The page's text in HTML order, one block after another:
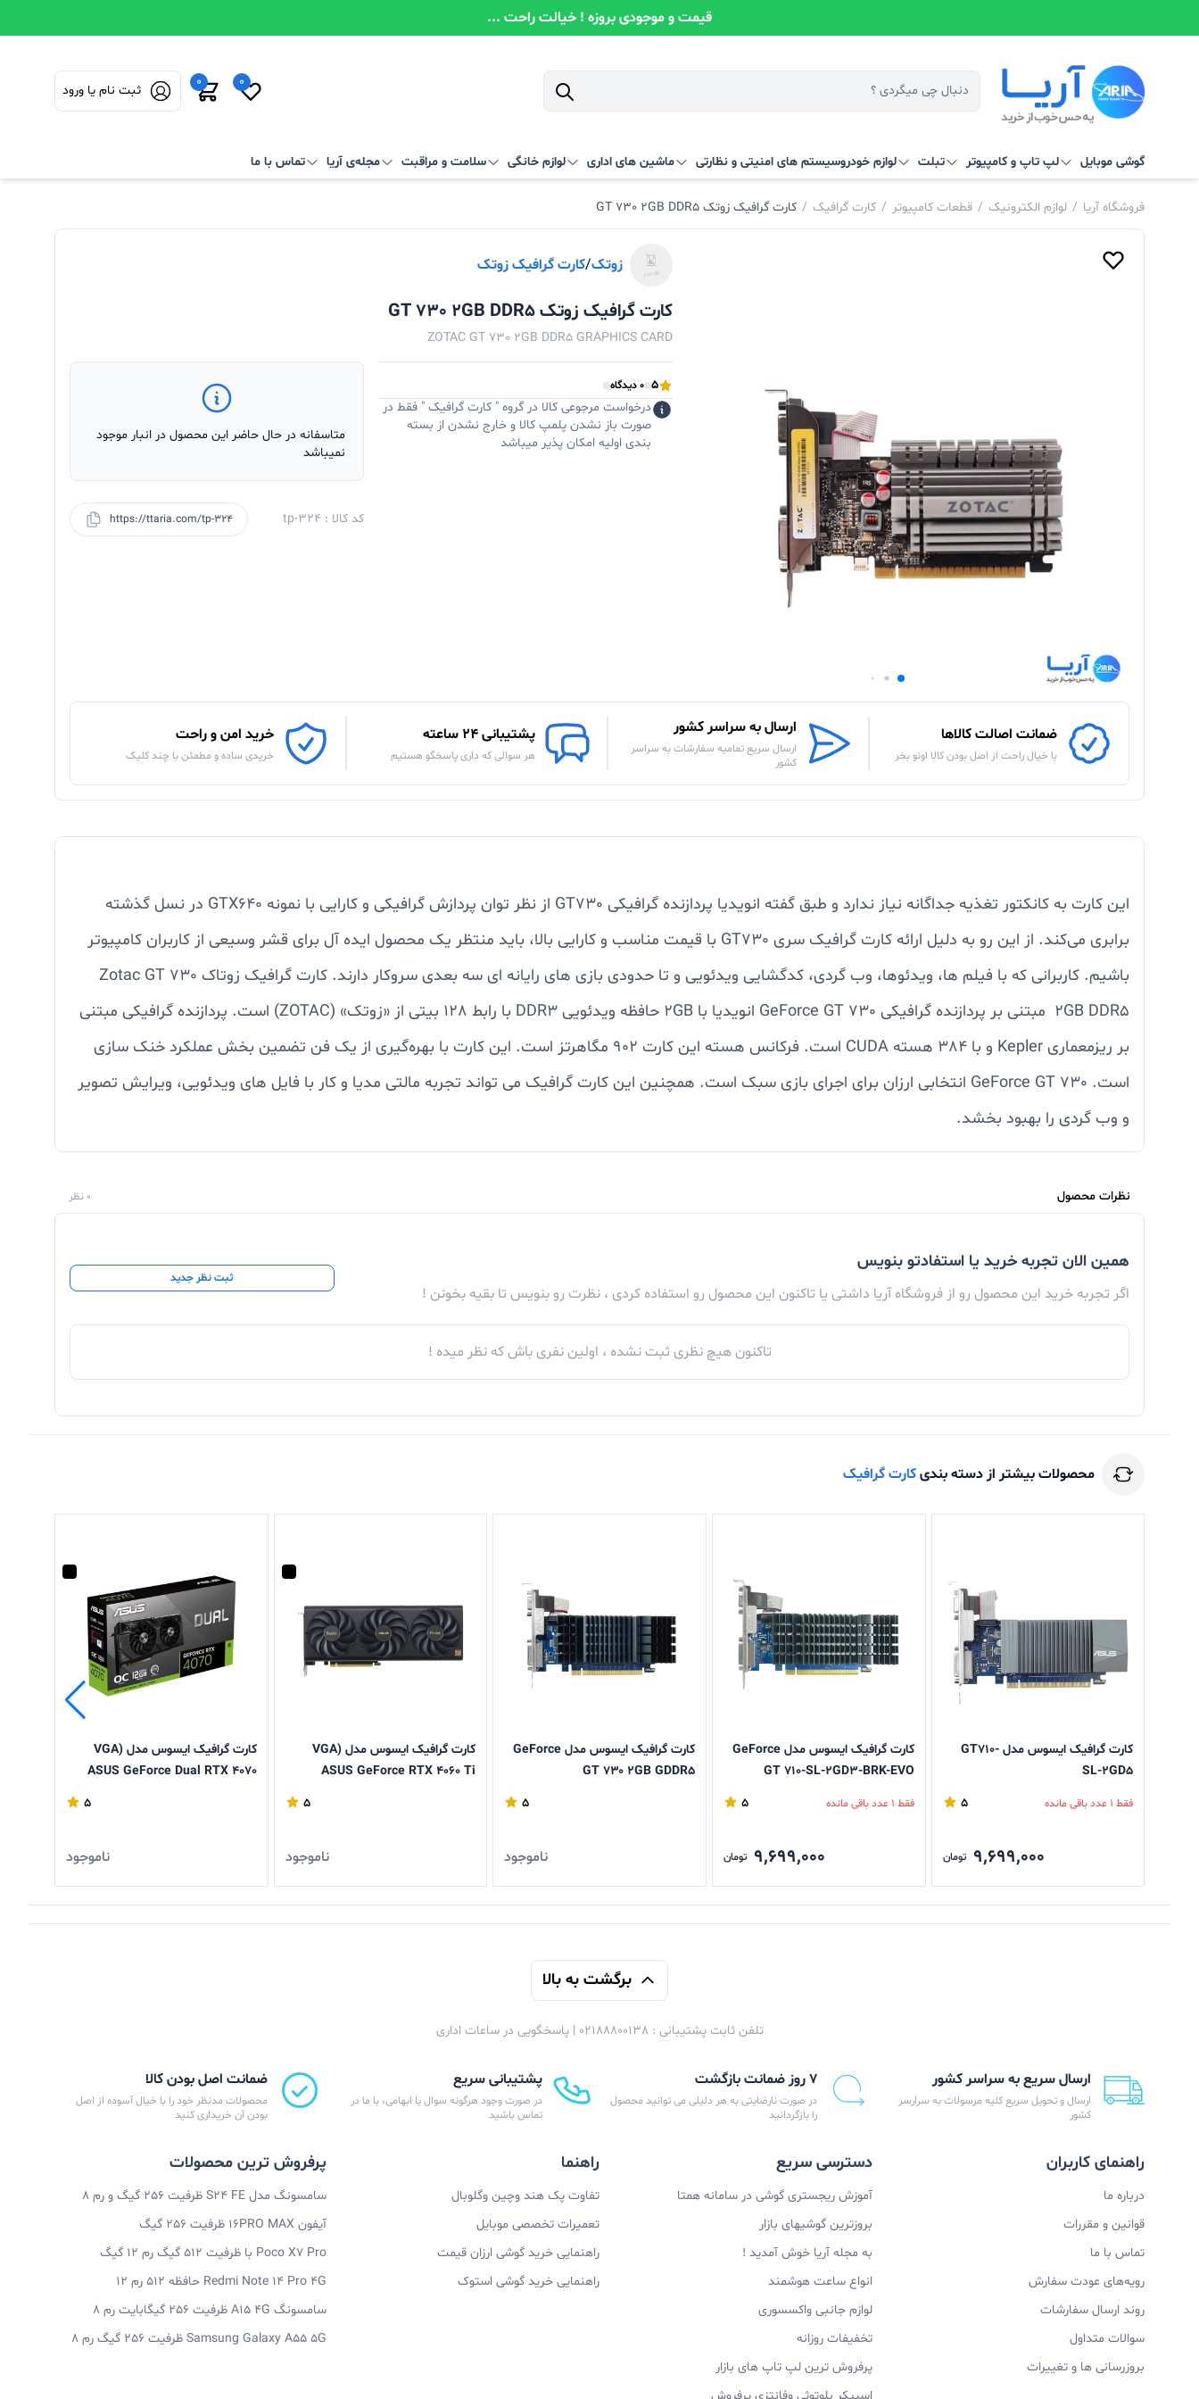
قیمت و موجودی بروزه ! خیالت راحت ...
0
0
ثبت نام یا ورود
گوشی موبایل لپ تاپ و کامپیوتر تبلت لوازم خودروسیستم‌ های امنیتی و نظارتی ماشین های اداری لوازم خانگی سلامت و مراقبت مجله‌ی آریا تماس با ما
فروشگاه آریا / لوازم الکترونیک / قطعات کامپیوتر / کارت گرافیک / کارت گرافیک زوتک GT 730 2GB DDR5
زوتک/کارت گرافیک زوتک
کارت گرافیک زوتک GT 730 2GB DDR5
ZOTAC GT 730 2GB DDR5 GRAPHICS CARD
5 0 دیدگاه
درخواست مرجوعی کالا در گروه " کارت گرافیک " فقط در
صورت باز نشدن پلمپ کالا و خارج نشدن از بسته
بندی اولیه امکان پذیر میباشد
متاسفانه در حال حاضر این محصول در انبار موجود
نمیباشد
کد کالا : tp-324 https://ttaria.com/tp-324
ضمانت اصالت کالاها
با خیال راحت از اصل بودن کالا اونو بخر
ارسال به سراسر کشور
ارسال سریع تمامیه سفارشات به سراسر
کشور
پشتیبانی 24 ساعته
هر سوالی که داری پاسخگو هستیم
خرید امن و راحت
خریدی ساده و مطمئن با چند کلیک
این کارت به کانکتور تغذیه جداگانه نیاز ندارد و طبق گفته انویدیا پردازنده گرافیکی GT730 از نظر توان پردازش گرافیکی و کارایی با نمونه GTX640 در نسل گذشته
برابری می‌کند. از این رو به دلیل ارائه کارت گرافیک سری GT730 با قیمت مناسب و کارایی بالا، باید منتظر یک محصول ایده آل برای قشر وسیعی از کاربران کامپیوتر
باشیم. کاربرانی که با فیلم ها، ویدئوها، وب گردی، کدگشایی ویدئویی و تا حدودی بازی های رایانه ای سه بعدی سروکار دارند. کارت گرافیک زوتاک Zotac GT 730
2GB DDR5 مبتنی بر پردازنده گرافیکی GeForce GT 730 انویدیا با 2GB حافظه ویدئویی DDR3 با رابط 128 بیتی از «زوتک» (ZOTAC) است. پردازنده گرافیکی مبتنی
بر ریزمعماری Kepler و با 384 هسته CUDA است. فرکانس هسته این کارت 902 مگاهرتز است. این کارت با بهره‌گیری از یک فن تضمین بخش عملکرد خنک سازی
است. GeForce GT 730 انتخابی ارزان برای اجرای بازی سبک است. همچنین این کارت گرافیک می تواند تجربه مالتی مدیا و کار با فایل های ویدئویی، ویرایش تصویر
و وب گردی را بهبود بخشد.
نظرات محصول 0 نظر
همین الان تجربه خرید یا استفادتو بنویس
اگر تجربه خرید این محصول رو از فروشگاه آریا داشتی یا تاکنون این محصول رو استفاده کردی ، نظرت رو بنویس تا بقیه بخونن !
ثبت نظر جدید
تاکنون هیچ نظری ثبت نشده ، اولین نفری باش که نظر میده !
محصولات بیشتر از دسته بندیکارت گرافیک
کارت گرافیک ایسوس مدل GT۷۱۰-
SL-۲GD۵
فقط 1 عدد باقی مانده 5
9,699,000 تومان
کارت گرافیک ایسوس مدل GeForce
GT 710-SL-2GD3-BRK-EVO
فقط 1 عدد باقی مانده 5
9,699,000 تومان
کارت گرافیک ایسوس مدل GeForce
GT ۷۳۰ ۲GB GDDR۵
5
ناموجود
کارت گرافیک ایسوس مدل (VGA
ASUS GeForce RTX 4060 Ti
5
ناموجود
کارت گرافیک ایسوس مدل (VGA
ASUS GeForce Dual RTX 4070
5
ناموجود
برگشت به بالا
تلفن ثابت پشتیبانی : 02188800138 | پاسخگویی در ساعات اداری
ارسال سریع به سراسر کشور
ارسال و تحویل سریع کلیه مرسولات به سرارسر
کشور
۷ روز ضمانت بازگشت
در صورت نارضایتی به هر دلیلی می توانید محصول
را بازگردانید
پشتیبانی سریع
در صورت وجود هرگونه سوال یا ابهامی، با ما در
تماس باشید
ضمانت اصل بودن کالا
محصولات مدنظر خود را با خیال آسوده از اصل
بودن آن خریداری کنید
راهنمای کاربران
درباره ما
قوانین و مقررات
تماس با ما
رویه‌های عودت سفارش
روند ارسال سفارشات
سوالات متداول
بروزرسانی ها و تغییرات
دسترسی سریع
آموزش ریجستری گوشی در سامانه همتا
بروزترین گوشیهای بازار
به مجله آریا خوش آمدید !
انواع ساعت هوشمند
لوازم جانبی واکسسوری
تخفیفات روزانه
پرفروش ترین لپ تاپ های بازار
راهنما
تفاوت پک هند وچین وگلوبال
تعمیرات تخصصی موبایل
راهنمایی خرید گوشی ارزان قیمت
راهنمایی خرید گوشی استوک
پرفروش ترین محصولات
سامسونگ مدل S24 FE ظرفیت 256 گیگ و رم 8
آیفون 16PRO MAX ظرفیت 256 گیگ
Poco X7 Pro با ظرفیت 512 گیگ رم 12 گیگ
Redmi Note 14 Pro 4G حافظه 512 رم 12
سامسونگ A15 4G ظرفیت 256 گیگابایت رم 8
Samsung Galaxy A55 5G ظرفیت 256 گیگ رم 8